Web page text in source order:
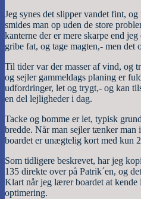
Jeg synes det slipper vandet fint,
smides man op uden de store
kanterne der er mere skarpe end
gribe fat, og tage magten,- men det
Til tider var der masser af vind, og
og sejler gammeldags planing er
udfordringer, let og trygt,- og kan
en del lejligheder i dag.
Tacke og bomme er let, typisk
bredde. Når man sejler tænker
boardet er unægtelig kort med kun
Som tidligere beskrevet, har jeg
135 direkte over på Patrik´en, og
Klart når jeg lærer boardet at
optimering.